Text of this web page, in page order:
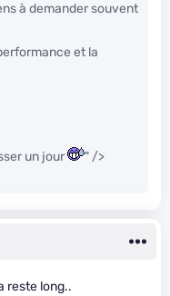
à demander souvent
et la
un jour " />
reste long..